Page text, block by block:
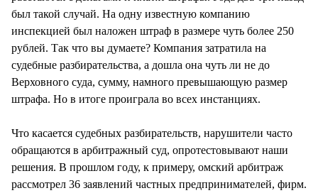
был такой случай. На одну известную компанию
инспекцией был наложен штраф в размере чуть более 250
рублей. Так что вы думаете? Компания затратила на
судебные разбирательства, а дошла она чуть ли не до
Верховного суда, сумму, намного превышающую размер
штрафа. Но в итоге проиграла во всех инстанциях.
Что касается судебных разбирательств, нарушители часто
обращаются в арбитражный суд, опротестовывают наши
решения. В прошлом году, к примеру, омский арбитраж
рассмотрел 36 заявлений частных предпринимателей, фирм.